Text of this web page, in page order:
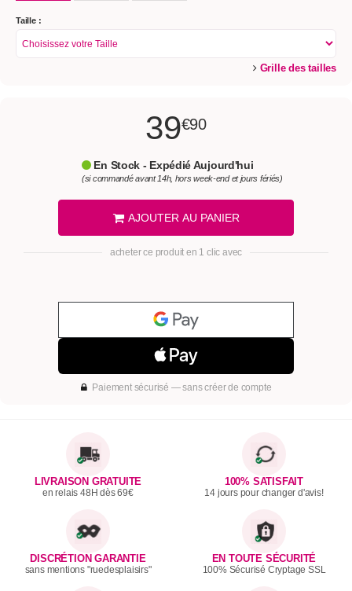
Taille :
Grille des tailles
39€90
En Stock - Expédié Aujourd'hui
(si commandé avant 14h, hors week-end et jours fériés)
AJOUTER AU PANIER
acheter ce produit en 1 clic avec
Paiement sécurisé — sans créer de compte
LIVRAISON GRATUITE
en relais 48H dès 69€
100% SATISFAIT
14 jours pour changer d'avis!
DISCRÉTION GARANTIE
sans mentions "ruedesplaisirs"
EN TOUTE SÉCURITÉ
100% Sécurisé Cryptage SSL